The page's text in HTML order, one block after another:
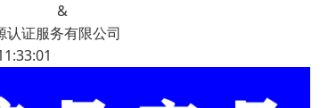
认证服务有限公司